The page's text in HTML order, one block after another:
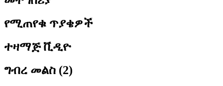
የሚጠየቁ ጥያቄዎች
ተዛማጅ ቪዲዮ
ግብረ መልስ (2)